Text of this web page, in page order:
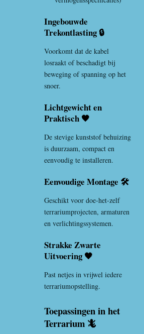
Ingebouwde
Trekontlasting 🔒
Voorkomt dat de kabel
losraakt of beschadigt bij
beweging of spanning op het
snoer.
Lichtgewicht en
Praktisch 🖤
De stevige kunststof behuizing
is duurzaam, compact en
eenvoudig te installeren.
Eenvoudige Montage 🛠️
Geschikt voor doe-het-zelf
terrariumprojecten, armaturen
en verlichtingssystemen.
Strakke Zwarte
Uitvoering 🖤
Past netjes in vrijwel iedere
terrariumopstelling.
Toepassingen in het
Terrarium 🦎